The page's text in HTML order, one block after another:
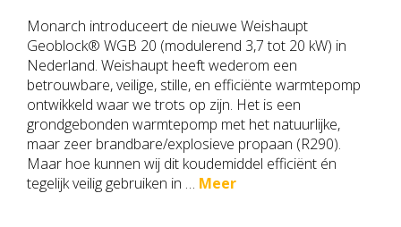
Monarch introduceert de nieuwe Weishaupt
Geoblock® WGB 20 (modulerend 3,7 tot 20 kW) in
Nederland. Weishaupt heeft wederom een
betrouwbare, veilige, stille, en efficiënte warmtepomp
ontwikkeld waar we trots op zijn. Het is een
grondgebonden warmtepomp met het natuurlijke,
maar zeer brandbare/explosieve propaan (R290).
Maar hoe kunnen wij dit koudemiddel efficiënt én
tegelijk veilig gebruiken in … Meer